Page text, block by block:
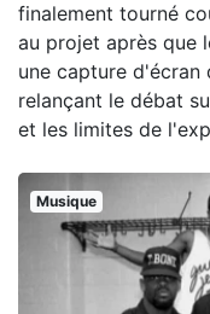
finalement tourné
au projet après que
une capture d'écran
relançant le débat
et les limites de
Musique